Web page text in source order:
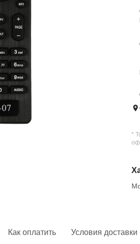
*
Как оплатить Условия доставки